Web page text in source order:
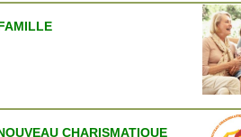
CHARISMATIQUE